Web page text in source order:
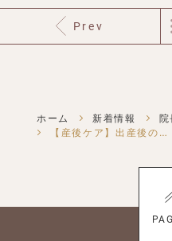
Prev
ホーム 新着情報
【産後ケア】出産後の身体の不調と整体の重要性｜Tさんが産後ケアでご来院され...